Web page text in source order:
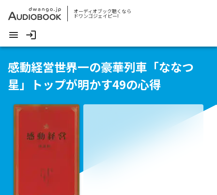
オーディオブック聴くなら
ドワンゴジェイピー!
感動経営――世界一の豪華列車「ななつ
星」トップが明かす49の心得